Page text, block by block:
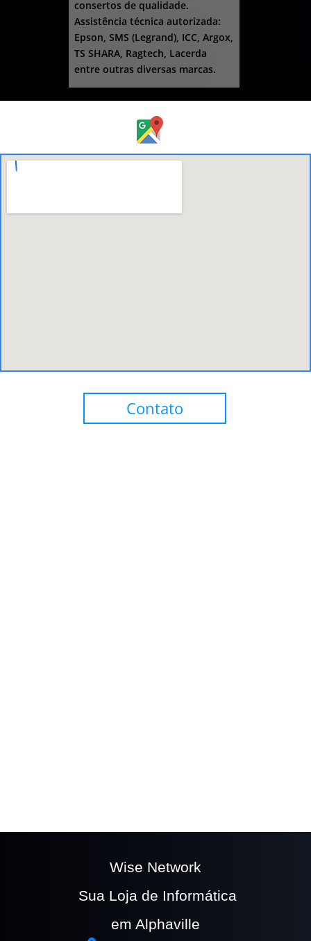
consertos de qualidade.
Assistência técnica autorizada:
Epson, SMS (Legrand), ICC, Argox,
TS SHARA, Ragtech, Lacerda
entre outras diversas marcas.
Contato
Wise Network
Sua Loja de Informática
em Alphaville